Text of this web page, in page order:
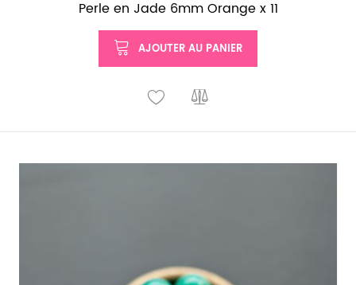
Perle en Jade 6mm Orange x 11
AJOUTER AU PANIER